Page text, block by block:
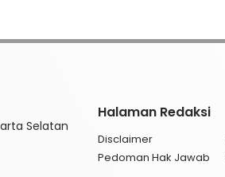
Selatan
Halaman Redaksi
Disclaimer
Pedoman Hak Jawab